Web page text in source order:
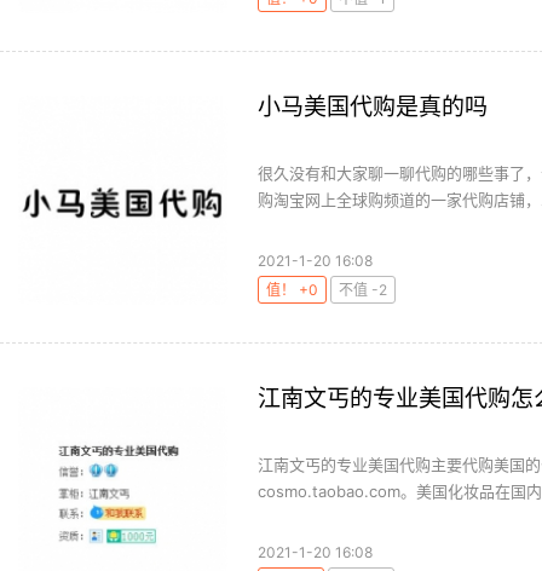
小马美国代购是真的吗
很久没有和大家聊一聊代购的哪些事了
购淘宝网上全球购频道的一家代购店铺
2021-1-20 16:08
值！ +0
不值 -2
江南文丐的专业美国代购怎
江南文丐的专业美国代购主要代购美国
cosmo.taobao.com。美国化妆品在国
2021-1-20 16:08